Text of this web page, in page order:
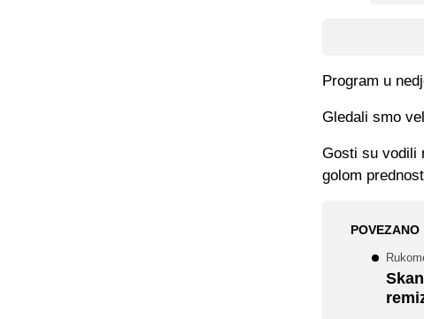
Program u
Gledali smo
Gosti su vodili
golom
POVEZANO